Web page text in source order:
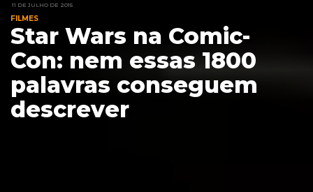
11 DE JULHO DE 2015
FILMES
Star Wars na Comic-
Con: nem essas 1800
palavras conseguem
descrever